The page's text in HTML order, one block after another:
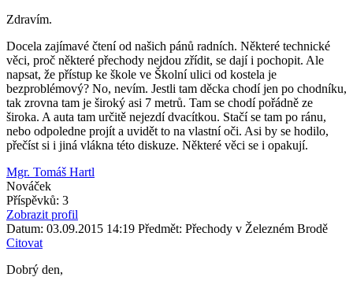
Zdravím.
Docela zajímavé čtení od našich pánů radních. Některé technické
věci, proč některé přechody nejdou zřídit, se dají i pochopit. Ale
napsat, že přístup ke škole ve Školní ulici od kostela je
bezproblémový? No, nevím. Jestli tam děcka chodí jen po chodníku,
tak zrovna tam je široký asi 7 metrů. Tam se chodí pořádně ze
široka. A auta tam určitě nejezdí dvacítkou. Stačí se tam po ránu,
nebo odpoledne projít a uvidět to na vlastní oči. Asi by se hodilo,
přečíst si i jiná vlákna této diskuze. Některé věci se i opakují.
Mgr. Tomáš Hartl
Nováček
Příspěvků: 3
Zobrazit profil
Datum: 03.09.2015 14:19 Předmět: Přechody v Železném Brodě
Citovat
Dobrý den,